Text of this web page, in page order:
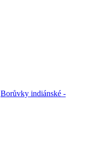
Borůvky indiánské -